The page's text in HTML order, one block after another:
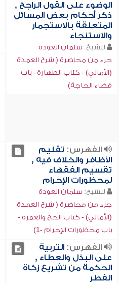
الوضوء على القول الراجح ,
ذكر أحكام بعض المسائل
المتعلقة بالاستجمار
والاستنجاء
للشيخ: سلمان العودة
جزء من محاضرة ( شرح العمدة
(الأمالي) - كتاب الطهارة - باب
قضاء الحاجة)
الفهرس: تقليم
الأظافر والخلاف فيه ,
تقسيم الفقهاء
لمحظورات الإحرام
للشيخ: سلمان العودة
جزء من محاضرة ( شرح العمدة
(الأمالي) - كتاب الحج والعمرة -
باب محظورات الإحرام -1)
الفهرس:التربية
على البذل والعطاء ,
الحكمة من تشريع زكاة
الفطر